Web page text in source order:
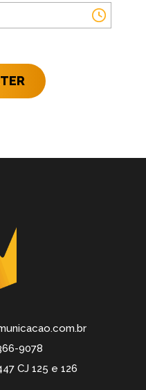
9078
CJ 125 e 126